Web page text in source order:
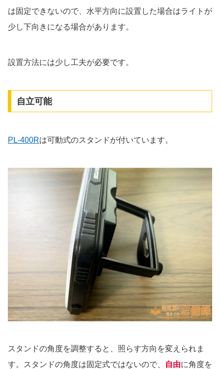
は固定できないので、水平方向に設置した場合はライトが
少し下向きになる場合があります。
設置方法には少し工夫が必要です。
自立可能
PL-400Rは可動式のスタンドが付いています。
スタンドの角度を調整すると、照らす方向を変えられま
す。スタンドの角度は固定式ではないので、
自由に角度を